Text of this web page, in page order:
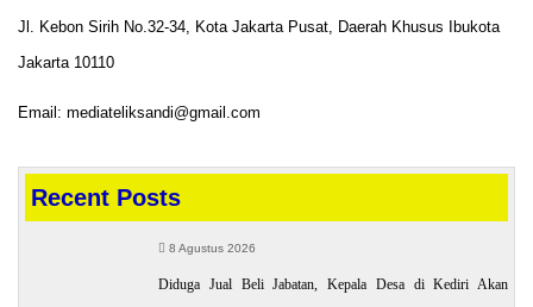
Jl. Kebon Sirih No.32-34, Kota Jakarta Pusat, Daerah Khusus Ibukota
Jakarta 10110
Email: mediateliksandi@gmail.com
Recent Posts
8 Agustus 2026
Diduga Jual Beli Jabatan, Kepala Desa di Kediri Akan